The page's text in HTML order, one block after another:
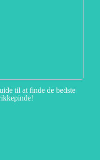
til at finde de bedste